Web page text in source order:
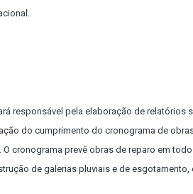
responsável pela elaboração de relatórios
do cumprimento do cronograma de
cronograma prevê obras de reparo em
de galerias pluviais e de esgotamento,